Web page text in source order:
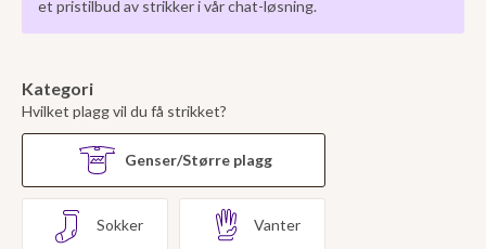
et pristilbud av strikker i vår chat-løsning.
Kategori
Hvilket plagg vil du få strikket?
Genser/Større plagg
Sokker Vanter